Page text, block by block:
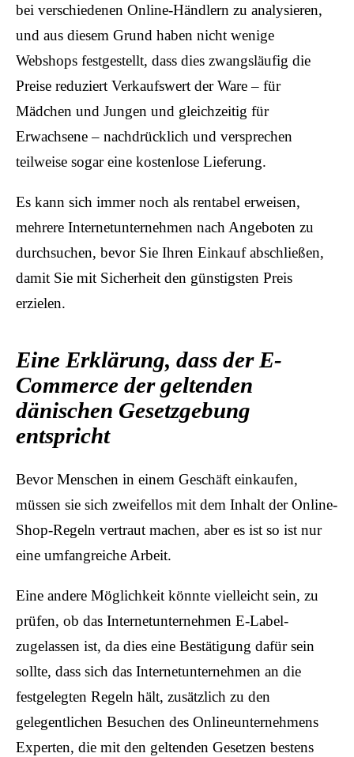
bei verschiedenen Online-Händlern zu analysieren,
und aus diesem Grund haben nicht wenige
Webshops festgestellt, dass dies zwangsläufig die
Preise reduziert Verkaufswert der Ware – für
Mädchen und Jungen und gleichzeitig für
Erwachsene – nachdrücklich und versprechen
teilweise sogar eine kostenlose Lieferung.
Es kann sich immer noch als rentabel erweisen,
mehrere Internetunternehmen nach Angeboten zu
durchsuchen, bevor Sie Ihren Einkauf abschließen,
damit Sie mit Sicherheit den günstigsten Preis
erzielen.
Eine Erklärung, dass der E-
Commerce der geltenden
dänischen Gesetzgebung
entspricht
Bevor Menschen in einem Geschäft einkaufen,
müssen sie sich zweifellos mit dem Inhalt der Online-
Shop-Regeln vertraut machen, aber es ist so ist nur
eine umfangreiche Arbeit.
Eine andere Möglichkeit könnte vielleicht sein, zu
prüfen, ob das Internetunternehmen E-Label-
zugelassen ist, da dies eine Bestätigung dafür sein
sollte, dass sich das Internetunternehmen an die
festgelegten Regeln hält, zusätzlich zu den
gelegentlichen Besuchen des Onlineunternehmens
Experten, die mit den geltenden Gesetzen bestens